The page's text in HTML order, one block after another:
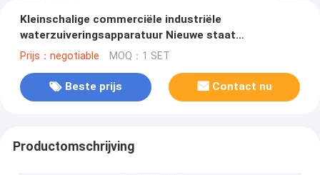
Kleinschalige commerciële industriële
waterzuiveringsapparatuur Nieuwe staat
Omgekeerde osmose Waterbehandeling Thuis
Prijs：negotiable MOQ：1 SET
Beste prijs Contact nu
Productomschrijving